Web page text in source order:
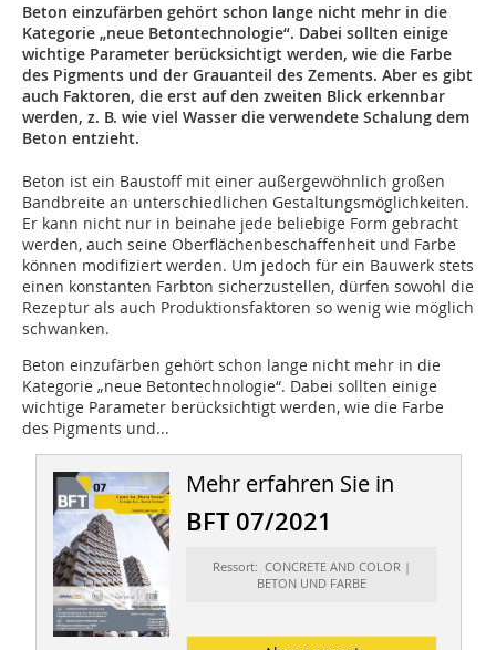
Beton einzufärben gehört schon lange nicht mehr in die
Kategorie „neue Betontechnologie“. Dabei sollten einige
wichtige Parameter berücksichtigt werden, wie die Farbe
des Pigments und der Grauanteil des Zements. Aber es gibt
auch Faktoren, die erst auf den zweiten Blick erkennbar
werden, z. B. wie viel Wasser die verwendete Schalung dem
Beton entzieht.
Beton ist ein Baustoff mit einer außergewöhnlich großen
Bandbreite an unterschiedlichen Gestaltungsmöglichkeiten.
Er kann nicht nur in beinahe jede beliebige Form gebracht
werden, auch seine Oberflächenbeschaffenheit und Farbe
können modifiziert werden. Um jedoch für ein Bauwerk stets
einen konstanten Farbton sicherzustellen, dürfen sowohl die
Rezeptur als auch Produktionsfaktoren so wenig wie möglich
schwanken.
Beton einzufärben gehört schon lange nicht mehr in die
Kategorie „neue Betontechnologie“. Dabei sollten einige
wichtige Parameter berücksichtigt werden, wie die Farbe
des Pigments und...
Mehr erfahren Sie in
BFT 07/2021
Ressort: CONCRETE AND COLOR |
BETON UND FARBE